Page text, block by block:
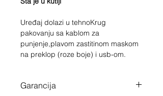
Uređaj dolazi u tehnoKrug
pakovanju sa kablom za
punjenje,plavom zastitinom maskom
na preklop (roze boje) i usb-om.
Garancija